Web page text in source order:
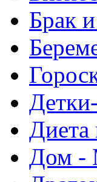
Брак
Диета
Дом -